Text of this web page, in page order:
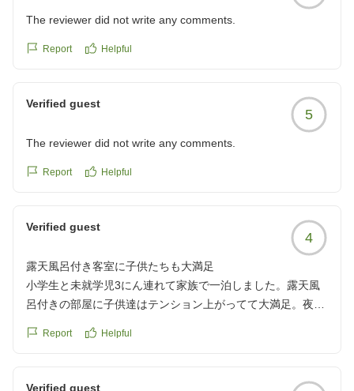
The reviewer did not write any comments.
Report Helpful
Verified guest
5
The reviewer did not write any comments.
Report Helpful
Verified guest
4
露天風呂付き客室に子供たちも大満足
小学生と未就学児3にん連れて家族で一泊しました。露天風
呂付きの部屋に子供達はテンション上がってて大満足。夜も
夕食会場での夕食でしたが、お子様ランチの子供達は早々に
皿は早々に空いてたので、もう少しテーブルの状況みて食事
Report Helpful
Verified guest